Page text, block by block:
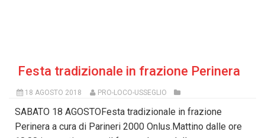
Festa tradizionale in frazione Perinera
18 AGOSTO 2018 PRO-LOCO-USSEGLIO
SABATO 18 AGOSTOFesta tradizionale in frazione
Perinera a cura di Parineri 2000 Onlus.Mattino dalle ore